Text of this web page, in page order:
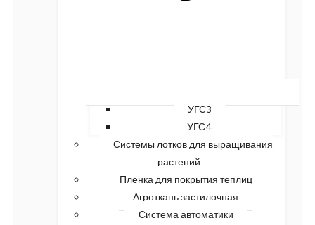
УГС3
УГС4
Системы лотков для выращивания
растений
Пленка для покрытия теплиц
Агроткань застилочная
Система автоматики